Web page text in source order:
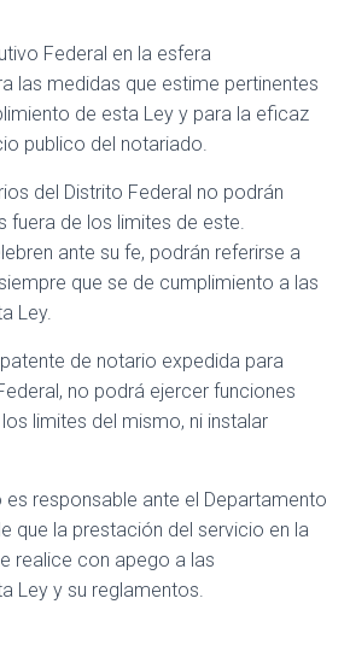
Federal en la esfera
las medidas que estime pertinentes
de esta Ley y para la eficaz
publico del notariado.
del Distrito Federal no podrán
fuera de los limites de este.
ante su fe, podrán referirse a
que se de cumplimiento a las
Ley.
de notario expedida para
no podrá ejercer funciones
limites del mismo, ni instalar
es responsable ante el Departamento
que la prestación del servicio en la
realice con apego a las
Ley y su reglamentos.